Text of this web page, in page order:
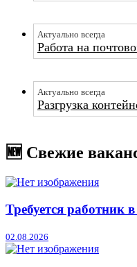
Актуально всегда
Работа на
Актуально всегда
Разгрузка
🆕 Свежие
Требуется работник
02.08.2026